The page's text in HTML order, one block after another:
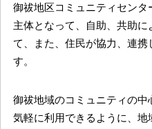
御祓地区コミュニティセン
主体となって、自助、共助
て、また、住民が協力、連
す。
御祓地域のコミュニティの
気軽に利用できるように、